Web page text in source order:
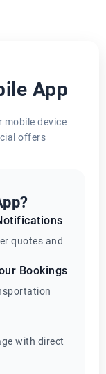
App
mobile device
offers
quotes and
Bookings
with direct